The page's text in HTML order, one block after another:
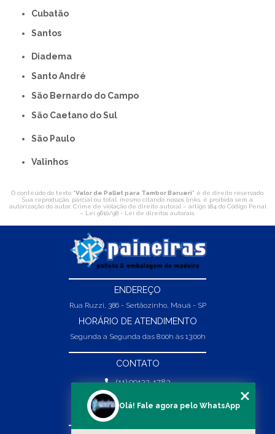
Cubatão
Santos
Diadema
Santo André
São Bernardo do Campo
São Caetano do Sul
São Paulo
Valinhos
O conteúdo do texto "Valor de Pallet para Tambor Barueri" é de direito reservado.
Sua reprodução, parcial ou total, mesmo citando nossos links, é proibida sem a
autorização do autor. Crime de violação de direito autoral – artigo 184 do Código Penal
– Lei 9610/98 - Lei de direitos autorais.
ENDEREÇO
Rua Ruzzi, 386 - Sertãozinho, Mauá - SP
HORÁRIO DE ATENDIMENTO
Segunda a Segunda das 8:00h às 13:00h
CONTATO
(11) 99132-1783
(11) 99132-1783
vendas@abpaineiras.com.br
Olá! Fale agora pelo WhatsApp